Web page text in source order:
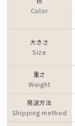
Color
大きさ
Size
重さ
Weight
発送方法
Shipping method